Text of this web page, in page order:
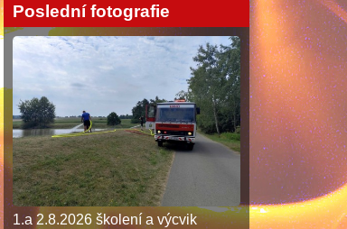
Poslední fotografie
1.a 2.8.2026 školení a výcvik